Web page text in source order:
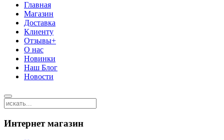
Главная
Магазин
Доставка
Клиенту
Отзывы+
О нас
Новинки
Наш Блог
Новости
Интернет магазин